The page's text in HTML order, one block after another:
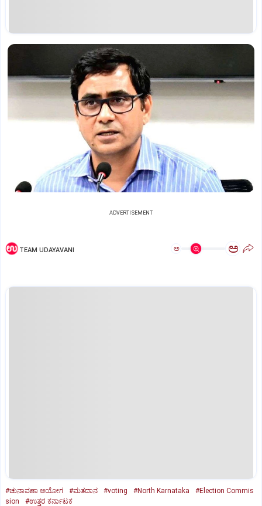
ADVERTISEMENT
TEAM UDAYAVANI ಅ ಅ
#ಚುನಾವಣಾ ಆಯೋಗ #ಮತದಾನ #voting #North Karnataka
#Election Commis
sion
#ಉತ್ತರ ಕರ್ನಾಟಕ